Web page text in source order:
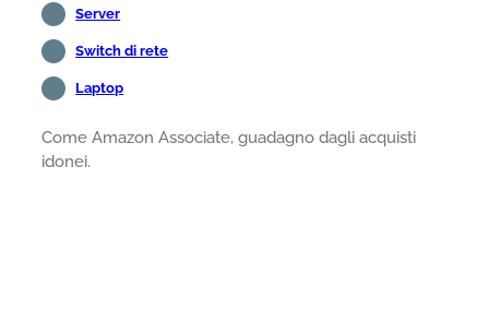
Server
Switch di rete
Laptop
Come Amazon Associate, guadagno dagli acquisti
idonei.